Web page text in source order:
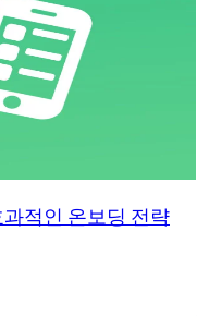
적인 온보딩 전략